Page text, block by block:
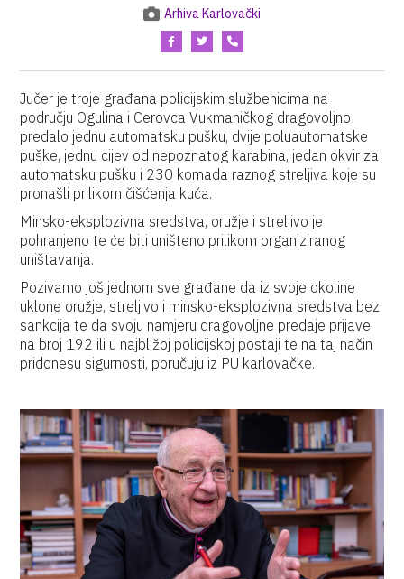
Arhiva Karlovački
Jučer je troje građana policijskim službenicima na
području Ogulina i Cerovca Vukmaničkog dragovoljno
predalo jednu automatsku pušku, dvije poluautomatske
puške, jednu cijev od nepoznatog karabina, jedan okvir za
automatsku pušku i 230 komada raznog streljiva koje su
pronašli prilikom čišćenja kuća.
Minsko-eksplozivna sredstva, oružje i streljivo je
pohranjeno te će biti uništeno prilikom organiziranog
uništavanja.
Pozivamo još jednom sve građane da iz svoje okoline
uklone oružje, streljivo i minsko-eksplozivna sredstva bez
sankcija te da svoju namjeru dragovoljne predaje prijave
na broj 192 ili u najbližoj policijskoj postaji te na taj način
pridonesu sigurnosti, poručuju iz PU karlovačke.